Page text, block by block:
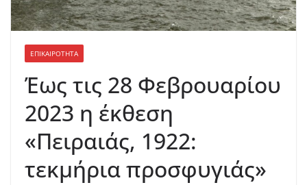
ΕΠΙΚΑΙΡΟΤΗΤΑ
Έως τις 28 Φεβρουαρίου
2023 η έκθεση
«Πειραιάς, 1922:
τεκμήρια προσφυγιάς»